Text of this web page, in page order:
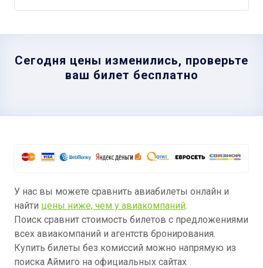
Сегодня цены изменились, проверьте
ваш билет бесплатно
У нас вы можете сравнить авиабилеты онлайн и
найти цены ниже, чем у авиакомпаний.
Поиск сравнит стоимость билетов с предложениями
всех авиакомпаний и агентств бронирования.
Купить билеты без комиссий можно напрямую из
поиска Аймиго на официальных сайтах